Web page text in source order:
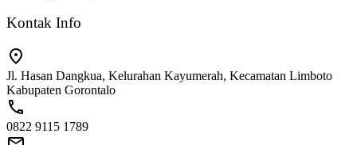
Kontak Info
Jl. Hasan Dangkua, Kelurahan Kayumerah, Kecamatan Limboto
Kabupaten Gorontalo
0822 9115 1789